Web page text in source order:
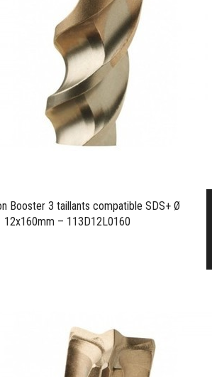
Booster 3 taillants compatible SDS+ Ø
12x160mm – 113D12L0160